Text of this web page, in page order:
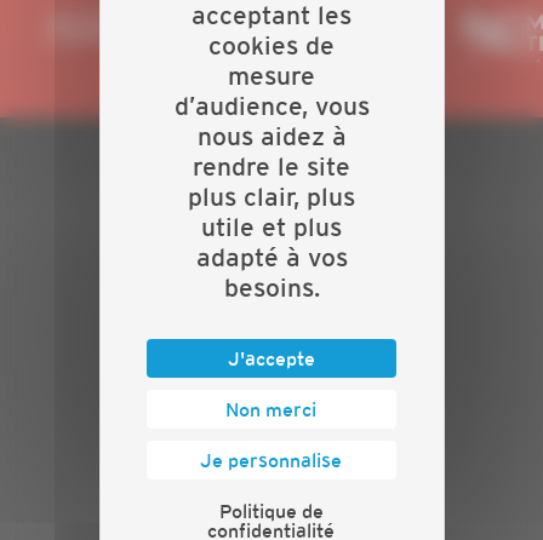
PLAN DU SITE
Actualités
Evénements
Présentation
Nos services
Mentions légales
Politique de confidentialité
acceptant les
cookies de
mesure
d’audience, vous
nous aidez à
rendre le site
plus clair, plus
utile et plus
adapté à vos
besoins.
J'accepte
Non merci
Je personnalise
Politique de
confidentialité